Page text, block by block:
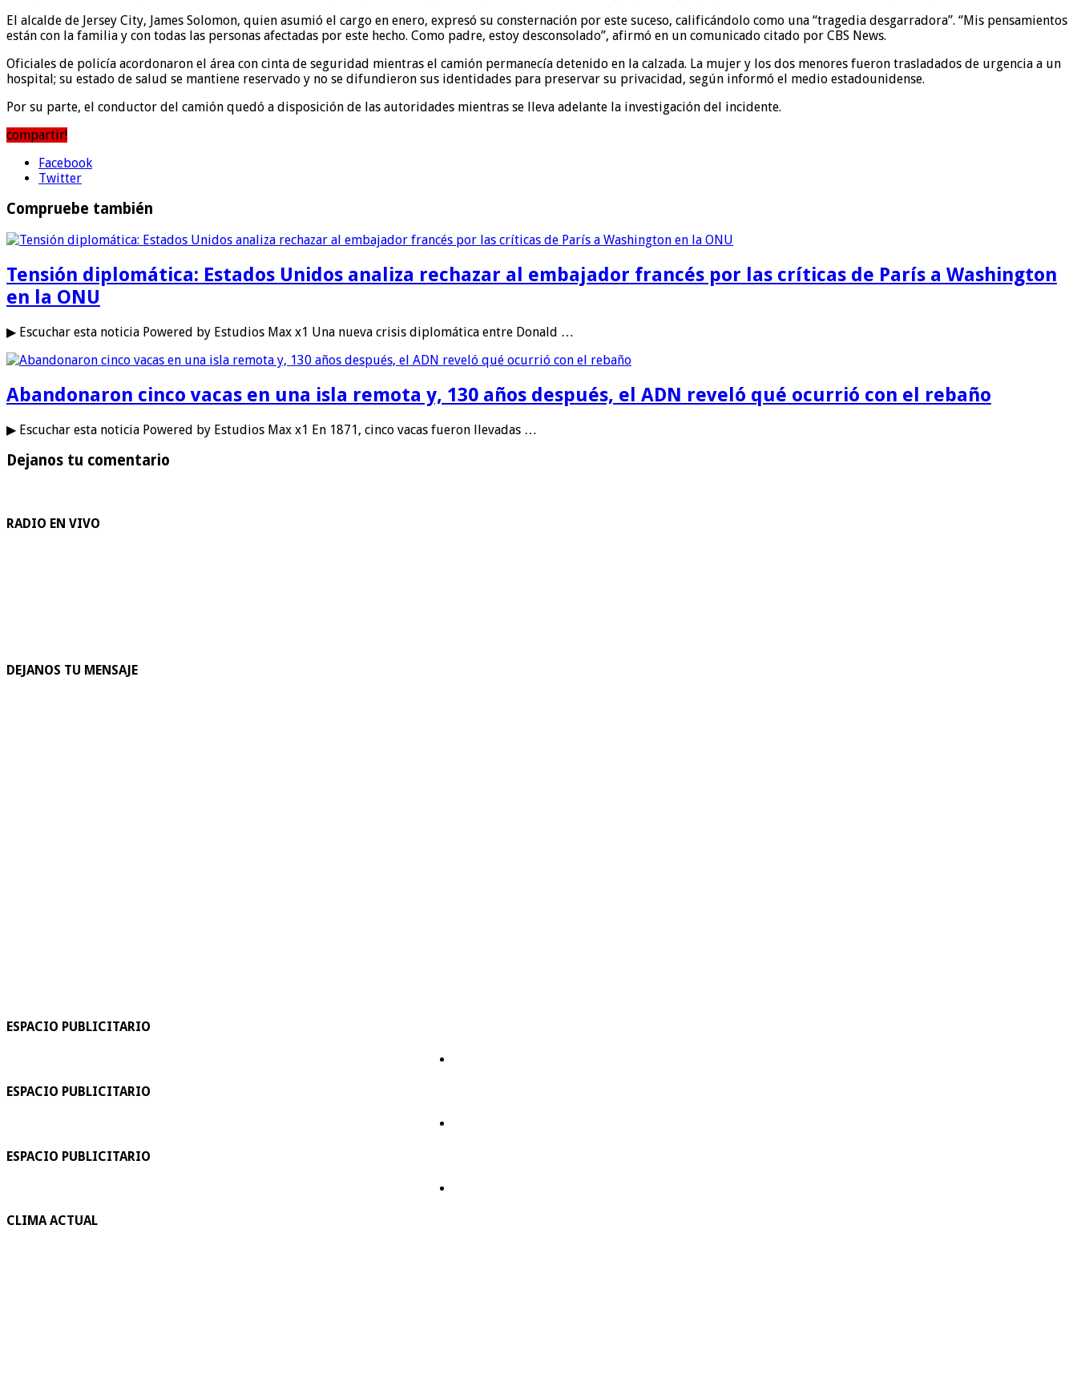
El alcalde de Jersey City, James Solomon, quien asumió el cargo en enero, expresó su consternación por este suceso, calificándolo como una “tragedia desgarradora”. “Mis pensamientos
están con la familia y con todas las personas afectadas por este hecho. Como padre, estoy desconsolado”, afirmó en un comunicado citado por CBS News.
Oficiales de policía acordonaron el área con cinta de seguridad mientras el camión permanecía detenido en la calzada. La mujer y los dos menores fueron trasladados de urgencia a un
hospital; su estado de salud se mantiene reservado y no se difundieron sus identidades para preservar su privacidad, según informó el medio estadounidense.
Por su parte, el conductor del camión quedó a disposición de las autoridades mientras se lleva adelante la investigación del incidente.
compartir!
Facebook
Twitter
Compruebe también
Tensión diplomática: Estados Unidos analiza rechazar al embajador francés por las críticas de París a Washington
en la ONU
▶ Escuchar esta noticia Powered by Estudios Max x1 Una nueva crisis diplomática entre Donald …
Abandonaron cinco vacas en una isla remota y, 130 años después, el ADN reveló qué ocurrió con el rebaño
▶ Escuchar esta noticia Powered by Estudios Max x1 En 1871, cinco vacas fueron llevadas …
Dejanos tu comentario
RADIO EN VIVO
DEJANOS TU MENSAJE
ESPACIO PUBLICITARIO
ESPACIO PUBLICITARIO
ESPACIO PUBLICITARIO
CLIMA ACTUAL